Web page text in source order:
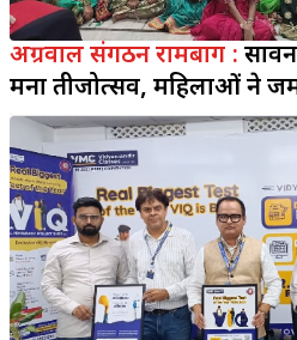
अग्रवाल संगठन रामबाग :
मना तीजोत्सव, महिलाओं ने